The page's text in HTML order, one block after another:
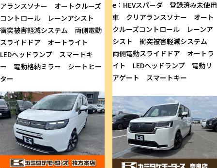
アランスソナー オートクルーズ
コントロール レーンアシスト
衝突被害軽減システム 両側電動
スライドドア オートライト
LEDヘッドランプ スマートキ
ー 電動格納ミラー シートヒー
ター
e：HEVスパーダ 登録済み未使用
車 クリアランスソナー オート
クルーズコントロール レーンア
シスト 衝突被害軽減システム
両側電動スライドドア オートラ
イト LEDヘッドランプ 電動リ
アゲート スマートキー